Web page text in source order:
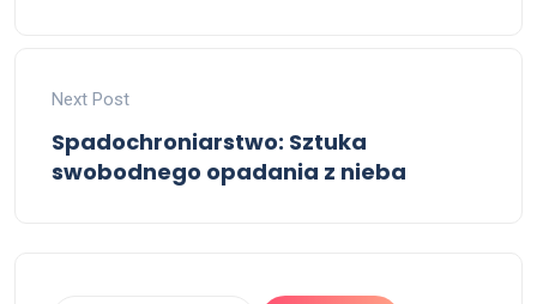
Next Post
Spadochroniarstwo: Sztuka
swobodnego opadania z nieba